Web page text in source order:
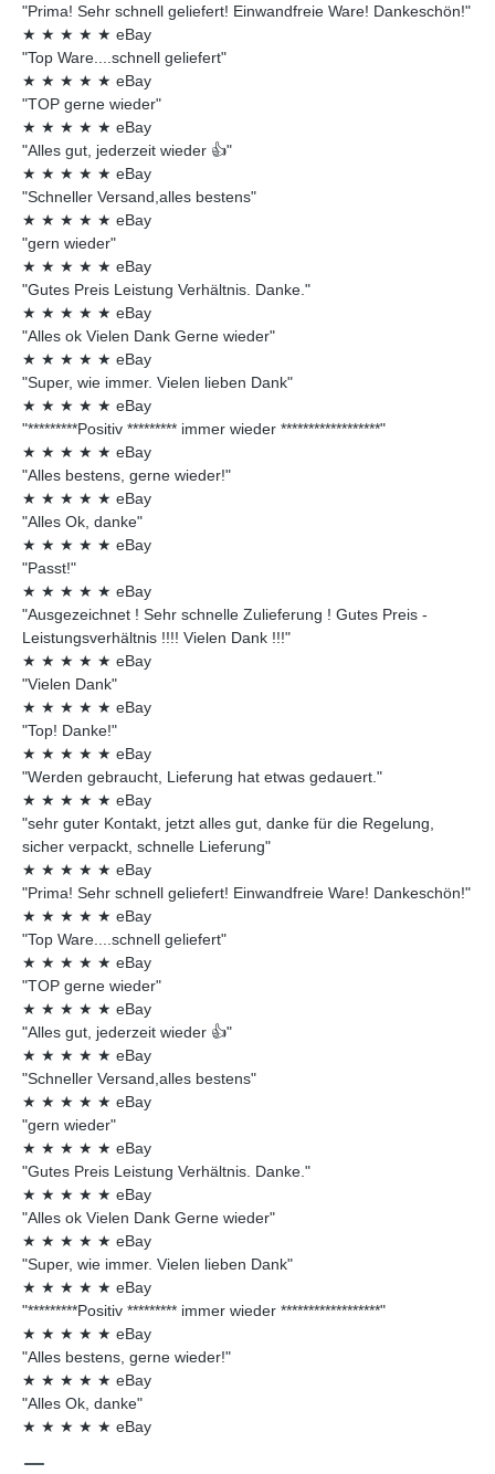
"Prima! Sehr schnell geliefert! Einwandfreie Ware! Dankeschön!"
★ ★ ★ ★ ★ eBay
"Top Ware....schnell geliefert"
★ ★ ★ ★ ★ eBay
"TOP gerne wieder"
★ ★ ★ ★ ★ eBay
"Alles gut, jederzeit wieder 👍"
★ ★ ★ ★ ★ eBay
"Schneller Versand,alles bestens"
★ ★ ★ ★ ★ eBay
"gern wieder"
★ ★ ★ ★ ★ eBay
"Gutes Preis Leistung Verhältnis. Danke."
★ ★ ★ ★ ★ eBay
"Alles ok Vielen Dank Gerne wieder"
★ ★ ★ ★ ★ eBay
"Super, wie immer. Vielen lieben Dank"
★ ★ ★ ★ ★ eBay
"*********Positiv ********* immer wieder ******************"
★ ★ ★ ★ ★ eBay
"Alles bestens, gerne wieder!"
★ ★ ★ ★ ★ eBay
"Alles Ok, danke"
★ ★ ★ ★ ★ eBay
"Passt!"
★ ★ ★ ★ ★ eBay
"Ausgezeichnet ! Sehr schnelle Zulieferung ! Gutes Preis -
Leistungsverhältnis !!!! Vielen Dank !!!"
★ ★ ★ ★ ★ eBay
"Vielen Dank"
★ ★ ★ ★ ★ eBay
"Top! Danke!"
★ ★ ★ ★ ★ eBay
"Werden gebraucht, Lieferung hat etwas gedauert."
★ ★ ★ ★ ★ eBay
"sehr guter Kontakt, jetzt alles gut, danke für die Regelung,
sicher verpackt, schnelle Lieferung"
★ ★ ★ ★ ★ eBay
"Prima! Sehr schnell geliefert! Einwandfreie Ware! Dankeschön!"
★ ★ ★ ★ ★ eBay
"Top Ware....schnell geliefert"
★ ★ ★ ★ ★ eBay
"TOP gerne wieder"
★ ★ ★ ★ ★ eBay
"Alles gut, jederzeit wieder 👍"
★ ★ ★ ★ ★ eBay
"Schneller Versand,alles bestens"
★ ★ ★ ★ ★ eBay
"gern wieder"
★ ★ ★ ★ ★ eBay
"Gutes Preis Leistung Verhältnis. Danke."
★ ★ ★ ★ ★ eBay
"Alles ok Vielen Dank Gerne wieder"
★ ★ ★ ★ ★ eBay
"Super, wie immer. Vielen lieben Dank"
★ ★ ★ ★ ★ eBay
"*********Positiv ********* immer wieder ******************"
★ ★ ★ ★ ★ eBay
"Alles bestens, gerne wieder!"
★ ★ ★ ★ ★ eBay
"Alles Ok, danke"
★ ★ ★ ★ ★ eBay